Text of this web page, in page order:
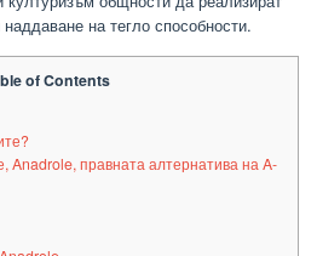
на тегло способности.
of Contents
Anadrole, правната алтернатива на A-